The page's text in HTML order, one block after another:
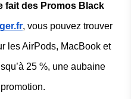
fait des Promos Black
, vous pouvez trouver
les AirPods, MacBook et
25 %, une aubaine